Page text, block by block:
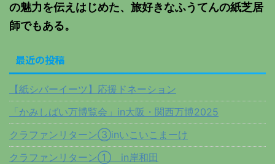
の魅力を伝えはじめた、旅好きなふうてんの紙芝居
師でもある。
最近の投稿
【紙シバーイーツ】応援ドネーション
「かみしばい万博覧会」in大阪・関西万博2025
クラファンリターン③inいこいこまーけ
クラファンリターン① in岸和田